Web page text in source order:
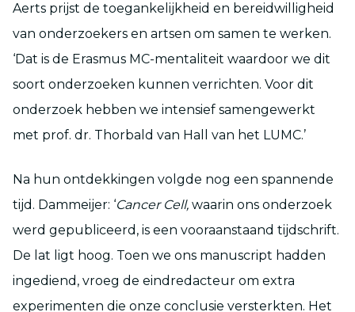
Aerts prijst de toegankelijkheid en bereidwilligheid
van onderzoekers en artsen om samen te werken.
‘Dat is de Erasmus MC-mentaliteit waardoor we dit
soort onderzoeken kunnen verrichten. Voor dit
onderzoek hebben we intensief samengewerkt
met prof. dr. Thorbald van Hall van het LUMC.’
Na hun ontdekkingen volgde nog een spannende
tijd. Dammeijer: ‘Cancer Cell, waarin ons onderzoek
werd gepubliceerd, is een vooraanstaand tijdschrift.
De lat ligt hoog. Toen we ons manuscript hadden
ingediend, vroeg de eindredacteur om extra
experimenten die onze conclusie versterkten. Het